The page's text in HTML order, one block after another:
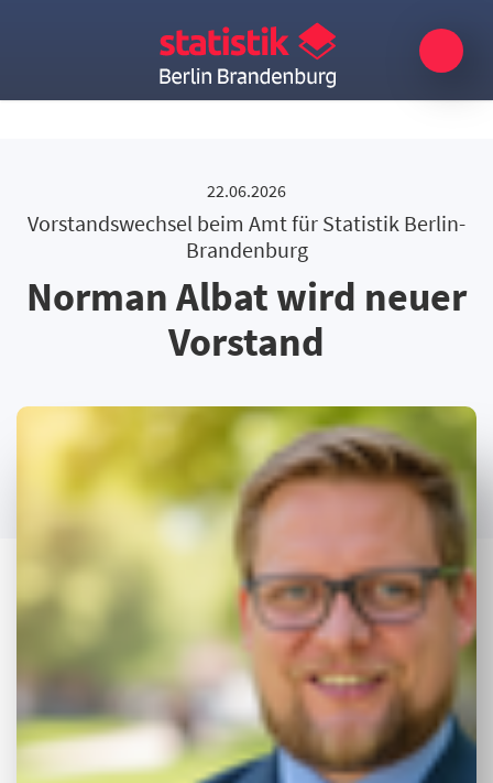
22.06.2026
Vorstandswechsel beim Amt für Statistik Berlin-
Brandenburg
Norman Albat wird neuer
Vorstand